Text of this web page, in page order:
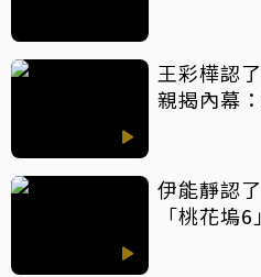
王彩樺認
親揭內幕
伊能靜認
「桃花塢